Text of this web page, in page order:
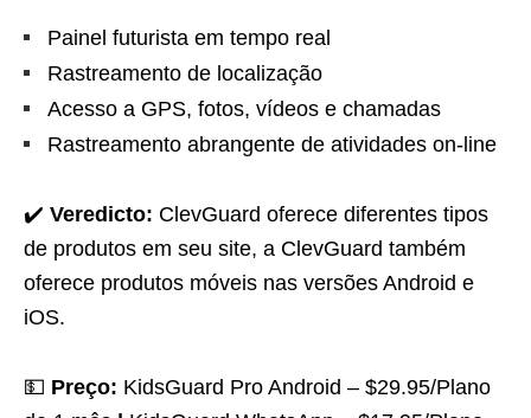
Painel futurista em tempo real
Rastreamento de localização
Acesso a GPS, fotos, vídeos e chamadas
Rastreamento abrangente de atividades on-line
✔️ Veredicto: ClevGuard oferece diferentes tipos
de produtos em seu site, a ClevGuard também
oferece produtos móveis nas versões Android e
iOS.
💵 Preço: KidsGuard Pro Android – $29.95/Plano